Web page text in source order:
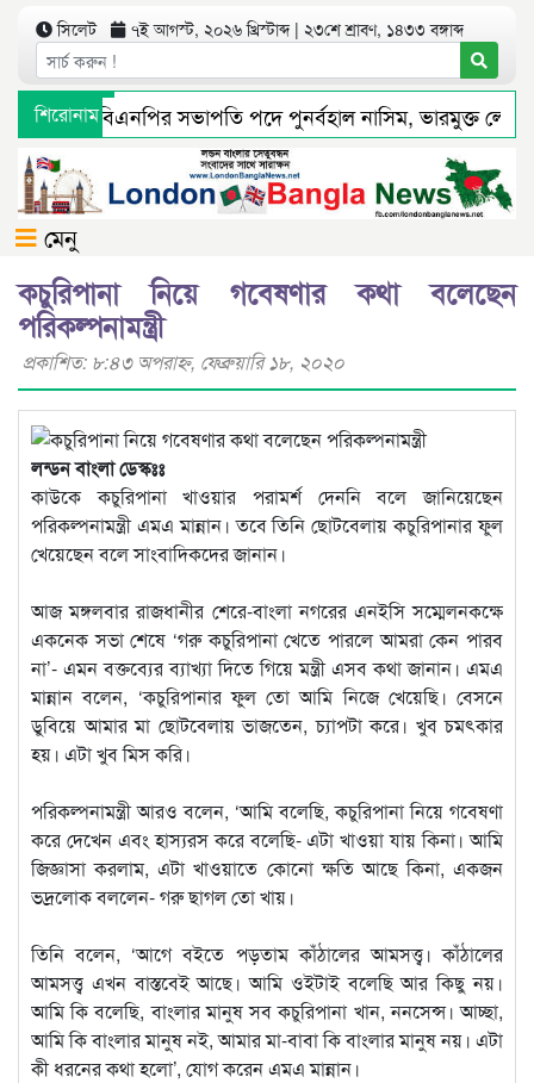
সিলেট ৭ই আগস্ট, ২০২৬ খ্রিস্টাব্দ | ২৩শে শ্রাবণ, ১৪৩৩ বঙ্গাব্দ
শিরোনাম
মহানগর বিএনপির সভাপতি পদে পুনর্বহাল নাসিম, ভারমুক্ত লোদী
সংবাদ প্রকাশের পর সিলেট টিটিসির প্রতারক ড্রাইভার বিল্লাল
মেনু
কচুরিপানা নিয়ে গবেষণার কথা বলেছেন
পরিকল্পনামন্ত্রী
প্রকাশিত: ৮:৪৩ অপরাহ্ণ, ফেব্রুয়ারি ১৮, ২০২০
লন্ডন বাংলা ডেস্কঃঃ
কাউকে কচুরিপানা খাওয়ার পরামর্শ দেননি বলে জানিয়েছেন
পরিকল্পনামন্ত্রী এমএ মান্নান। তবে তিনি ছোটবেলায় কচুরিপানার ফুল
খেয়েছেন বলে সাংবাদিকদের জানান।
আজ মঙ্গলবার রাজধানীর শেরে-বাংলা নগরের এনইসি সম্মেলনকক্ষে
একনেক সভা শেষে ‘গরু কচুরিপানা খেতে পারলে আমরা কেন পারব
না’- এমন বক্তব্যের ব্যাখ্যা দিতে গিয়ে মন্ত্রী এসব কথা জানান। এমএ
মান্নান বলেন, ‘কচুরিপানার ফুল তো আমি নিজে খেয়েছি। বেসনে
ডুবিয়ে আমার মা ছোটবেলায় ভাজতেন, চ্যাপটা করে। খুব চমৎকার
হয়। এটা খুব মিস করি।
পরিকল্পনামন্ত্রী আরও বলেন, ‘আমি বলেছি, কচুরিপানা নিয়ে গবেষণা
করে দেখেন এবং হাস্যরস করে বলেছি- এটা খাওয়া যায় কিনা। আমি
জিজ্ঞাসা করলাম, এটা খাওয়াতে কোনো ক্ষতি আছে কিনা, একজন
ভদ্রলোক বললেন- গরু ছাগল তো খায়।
তিনি বলেন, ‘আগে বইতে পড়তাম কাঁঠালের আমসত্ত্ব। কাঁঠালের
আমসত্ত্ব এখন বাস্তবেই আছে। আমি ওইটাই বলেছি আর কিছু নয়।
আমি কি বলেছি, বাংলার মানুষ সব কচুরিপানা খান, ননসেন্স। আচ্ছা,
আমি কি বাংলার মানুষ নই, আমার মা-বাবা কি বাংলার মানুষ নয়। এটা
কী ধরনের কথা হলো’, যোগ করেন এমএ মান্নান।